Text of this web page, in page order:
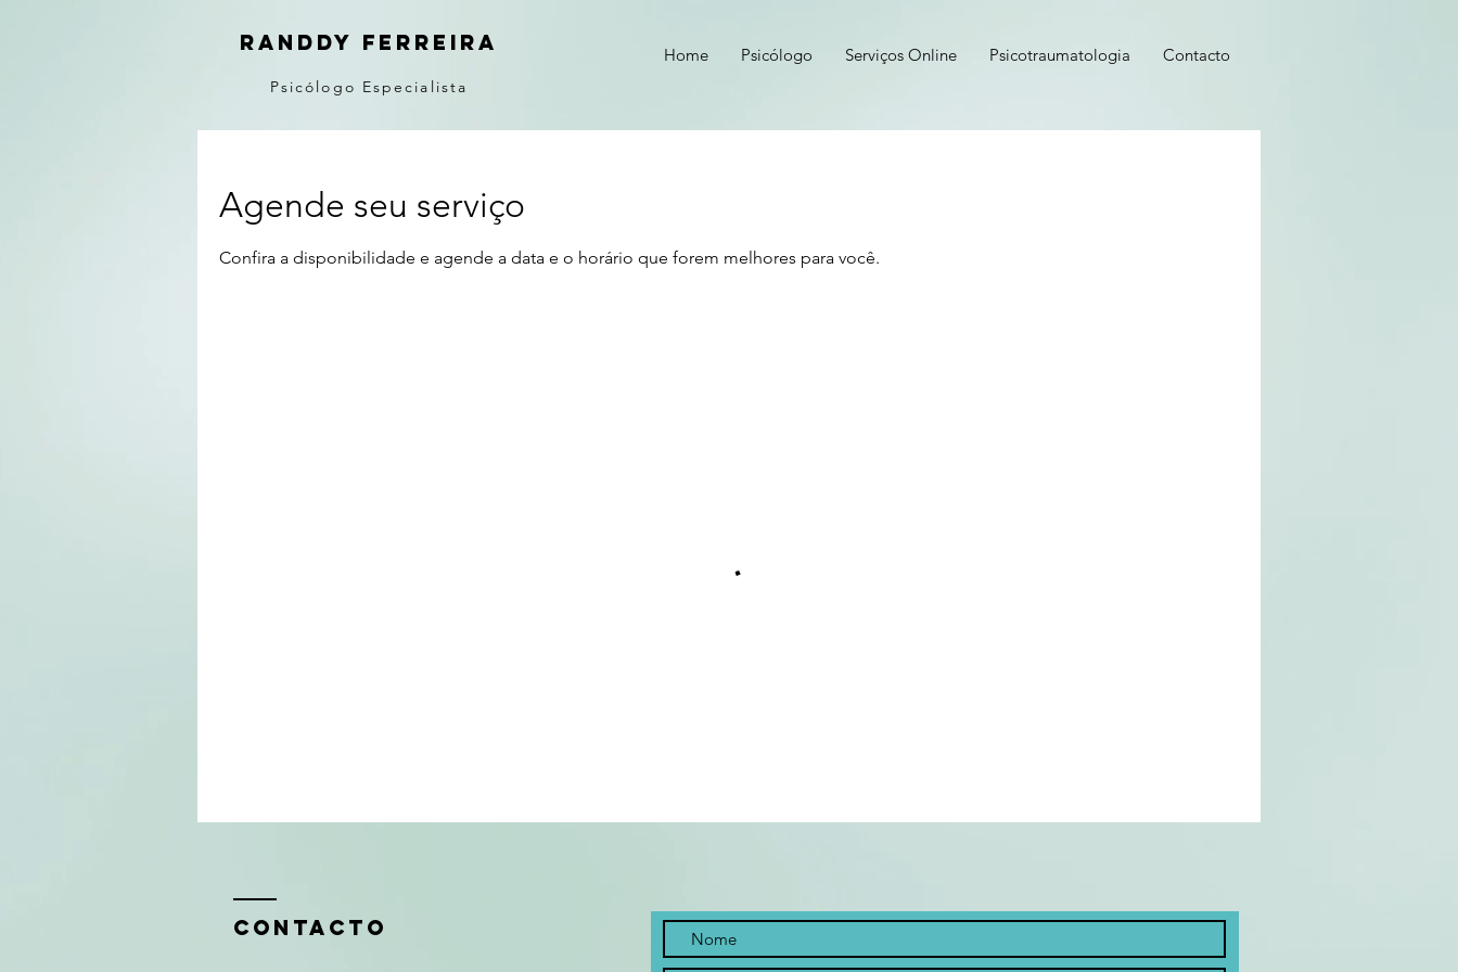
randdy ferreira
Psicólogo Especialista
Home Psicólogo Serviços Online Psicotraumatologia Contacto
Agende seu serviço
Confira a disponibilidade e agende a data e o horário que forem melhores para você.
CONTAcTO